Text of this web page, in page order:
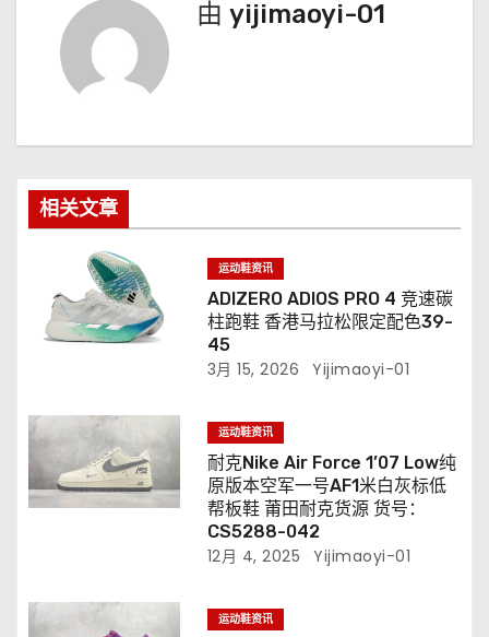
由 yijimaoyi-01
相关文章
运动鞋资讯
ADIZERO ADIOS PRO 4 竞速碳
柱跑鞋 香港马拉松限定配色39-
45
3月 15, 2026 Yijimaoyi-01
运动鞋资讯
耐克Nike Air Force 1’07 Low纯
原版本空军一号AF1米白灰标低
帮板鞋 莆田耐克货源 货号：
CS5288-042
12月 4, 2025 Yijimaoyi-01
运动鞋资讯